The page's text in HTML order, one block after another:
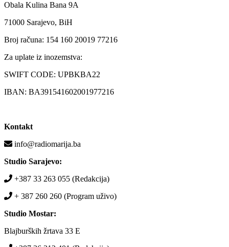
Obala Kulina Bana 9A
71000 Sarajevo, BiH
Broj računa: 154 160 20019 77216
Za uplate iz inozemstva:
SWIFT CODE: UPBKBA22
IBAN: BA391541602001977216
Kontakt
info@radiomarija.ba
Studio Sarajevo:
+387 33 263 055 (Redakcija)
+ 387 260 260 (Program uživo)
Studio Mostar:
Blajburških žrtava 33 E